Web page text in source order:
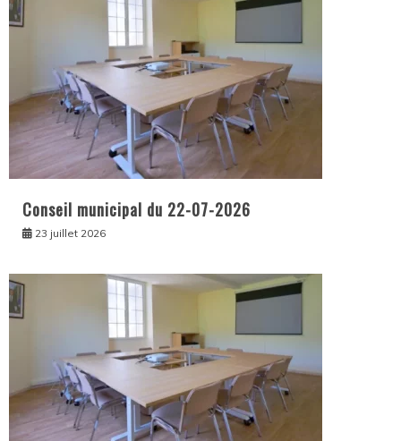
Conseil municipal du 22-07-2026
23 juillet 2026